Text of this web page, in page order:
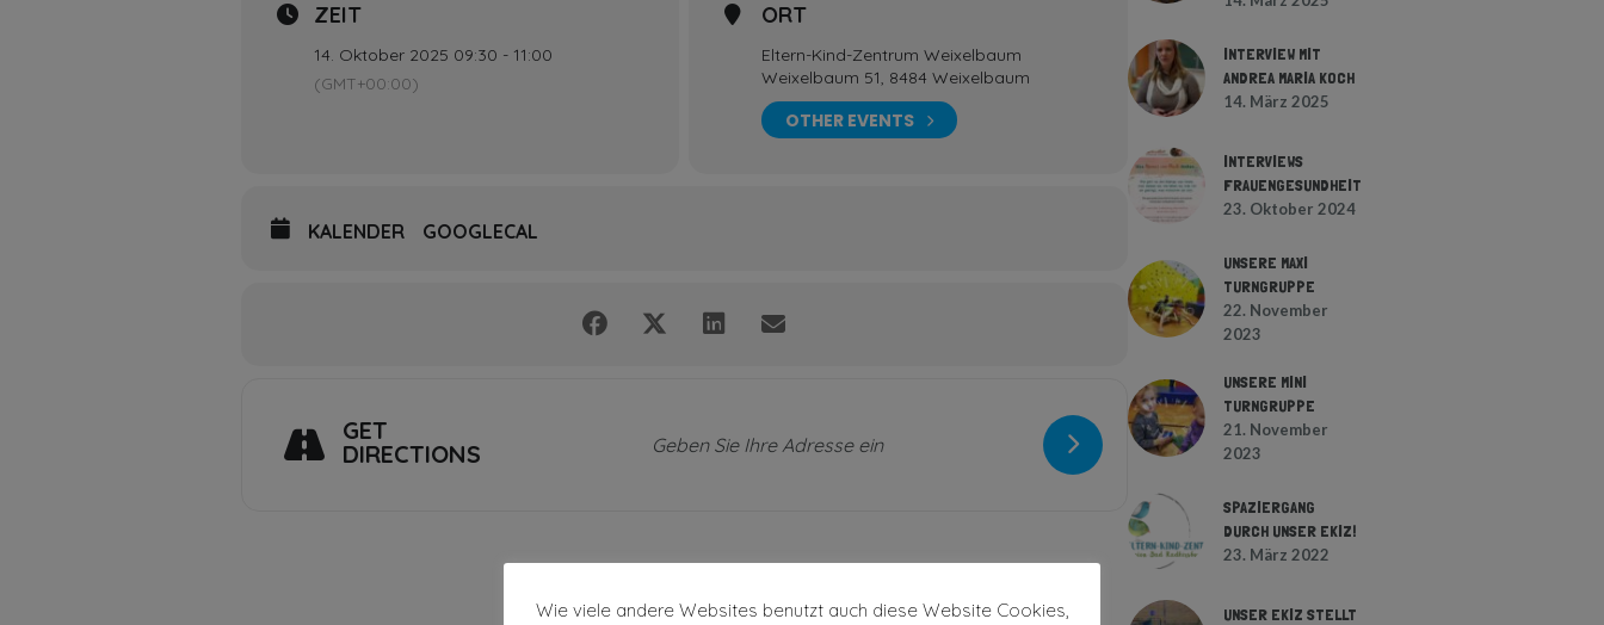
ZEIT
14. Oktober 2025 09:30 - 11:00
(GMT+00:00)
ORT
Eltern-Kind-Zentrum Weixelbaum
Weixelbaum 51, 8484 Weixelbaum
OTHER EVENTS
KALENDER GOOGLECAL
GET
DIRECTIONS
INTERVIEW MIT
ANDREA MARIA KOCH
14. März 2025
INTERVIEWS
FRAUENGESUNDHEIT
23. Oktober 2024
UNSERE MAXI
TURNGRUPPE
22. November
2023
UNSERE MINI
TURNGRUPPE
21. November
2023
SPAZIERGANG
DURCH UNSER EKIZ!
23. März 2022
UNSER EKIZ STELLT
Wie viele andere Websites benutzt auch diese Website Cookies,